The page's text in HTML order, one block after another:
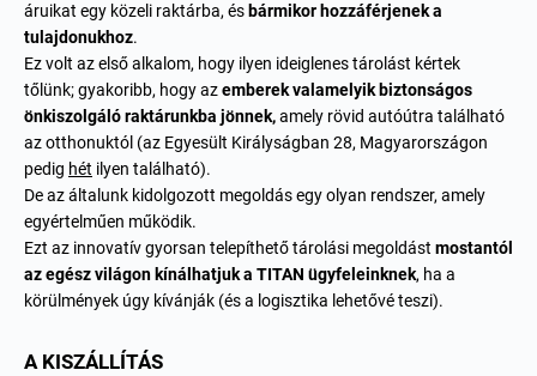
áruikat egy közeli raktárba, és bármikor hozzáférjenek a
tulajdonukhoz.
Ez volt az első alkalom, hogy ilyen ideiglenes tárolást kértek
tőlünk; gyakoribb, hogy azemberek valamelyik biztonságos
önkiszolgáló raktárunkba jönnek,amely rövid autóútra található
az otthonuktól (az Egyesült Királyságban 28, Magyarországon
pedig hét ilyen található).
De az általunk kidolgozott megoldás egy olyan rendszer, amely
egyértelműen működik.
Ezt az innovatív gyorsan telepíthető tárolási megoldást mostantól
az egész világon kínálhatjuk a TITAN ügyfeleinknek, ha a
körülmények úgy kívánják (és a logisztika lehetővé teszi).
A KISZÁLLÍTÁS